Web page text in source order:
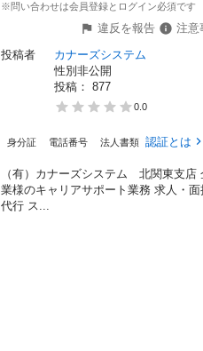
※問い合わせは会員登録とログイン必須です
違反を報告
注意
投稿者
カナーズシステム
性別非公開
投稿： 877
0.0
身分証 電話番号 法人書類 認証とは
（有）カナーズシステム 北関東支店
業様のキャリアサポート業務 求人・面
代行 ス...